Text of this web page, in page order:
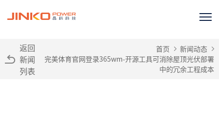
返回
新闻
列表
首页
新闻动态
完美体育官网登录365wm-开源工具可消除屋顶光伏部署
中的冗余工程成本